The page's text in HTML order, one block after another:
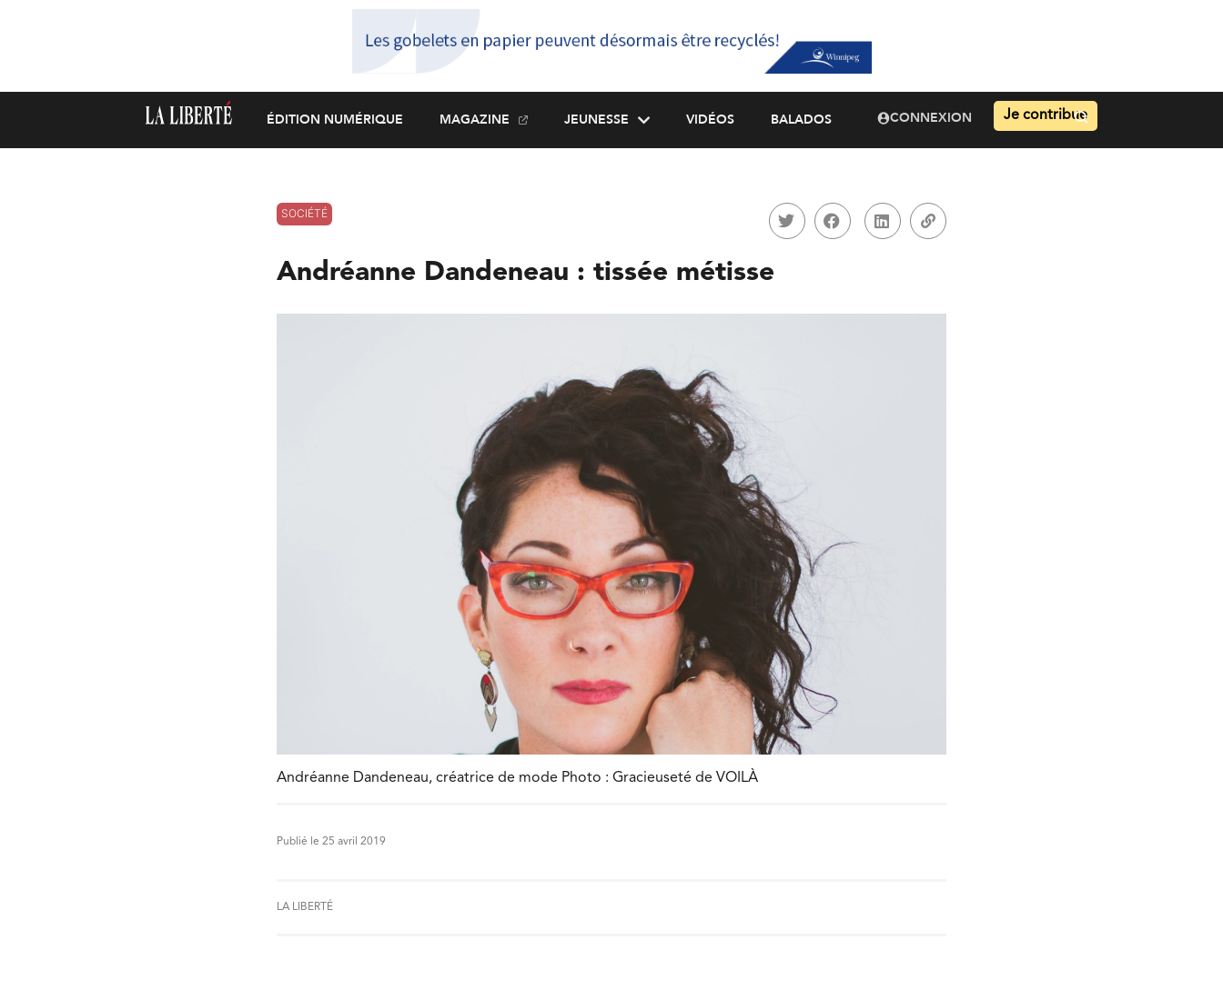
ÉDITION NUMÉRIQUE MAGAZINE JEUNESSE VIDÉOS BALADOS CONNEXION Je contribue
SOCIÉTÉ
Andréanne Dandeneau : tissée métisse
Andréanne Dandeneau, créatrice de mode Photo : Gracieuseté de VOILÀ
Publié le 25 avril 2019
LA LIBERTÉ